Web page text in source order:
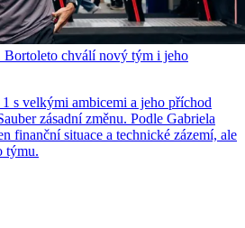
chválí nový tým i jeho
s velkými ambicemi a jeho příchod
zásadní změnu. Podle Gabriela
finanční situace a technické zázemí, ale
týmu.